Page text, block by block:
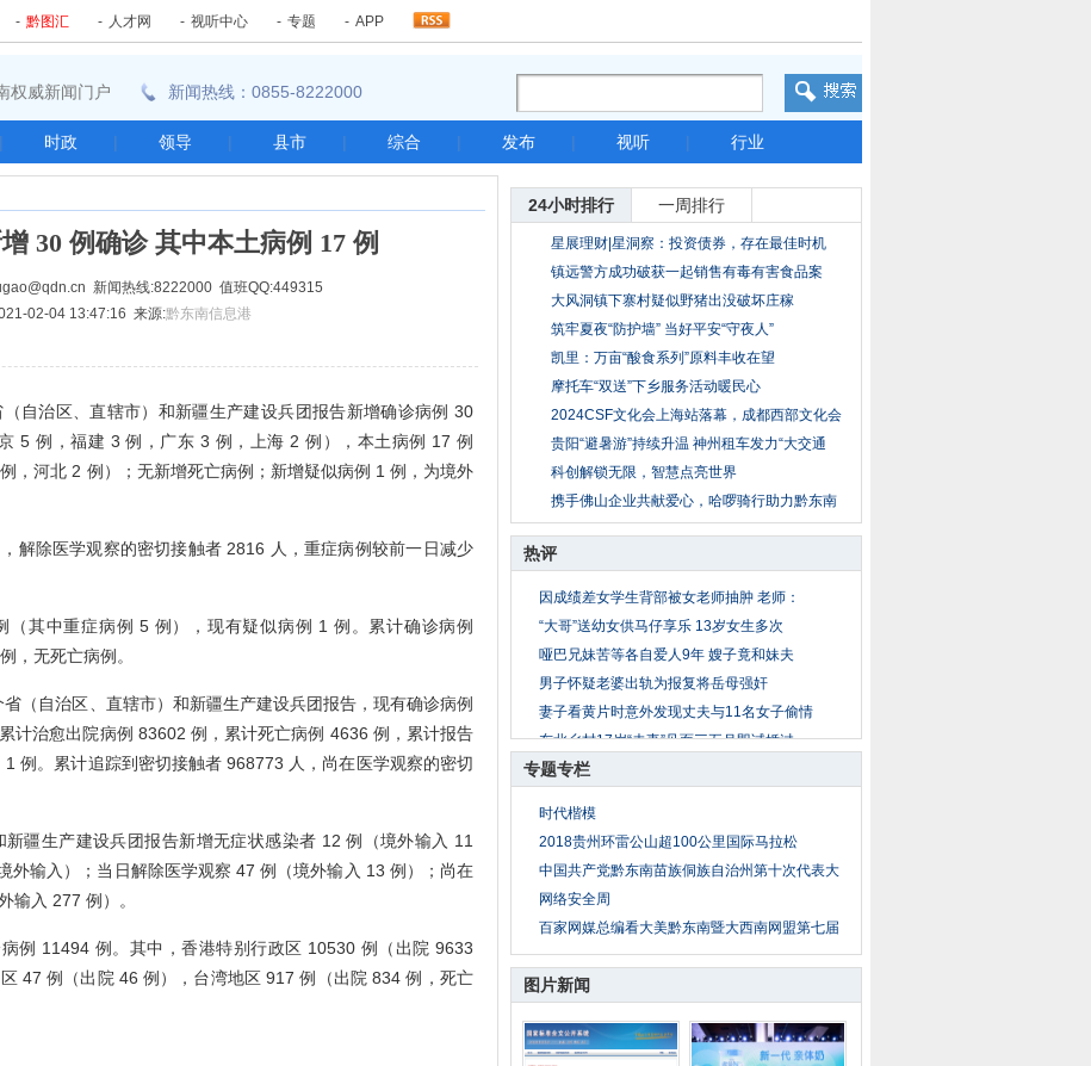
- 黔图汇 - 人才网 - 视听中心 - 专题 - APP
权威新闻门户 新闻热线：0855-8222000
| 时政 | 领导 | 县市 | 综合 | 发布 | 视听 | 行业
24小时排行 一周排行
星展理财|星洞察：投资债券，存在最佳时机
吗？
镇远警方成功破获一起销售有毒有害食品案
大风洞镇下寨村疑似野猪出没破坏庄稼
筑牢夏夜“防护墙” 当好平安“守夜人”
凯里：万亩“酸食系列”原料丰收在望
摩托车“双送”下乡服务活动暖民心
2024CSF文化会上海站落幕，成都西部文化会
再见
贵阳“避暑游”持续升温 神州租车发力“大交通
科创解锁无限，智慧点亮世界
携手佛山企业共献爱心，哈啰骑行助力黔东南
热评
因成绩差女学生背部被女老师抽肿 老师：
“大哥”送幼女供马仔享乐 13岁女生多次
哑巴兄妹苦等各自爱人9年 嫂子竟和妹夫
男子怀疑老婆出轨为报复将岳母强奸
妻子看黄片时意外发现丈夫与11名女子偷情
东北乡村17岁“夫妻”见面三五月即试婚过
公公遇儿媳妇与男同事吃饭 疑两人暧昧暴
专题专栏
时代楷模
2018贵州环雷公山超100公里国际马拉松
中国共产党黔东南苗族侗族自治州第十次代表大
网络安全周
百家网媒总编看大美黔东南暨大西南网盟第七届
图片新闻
30 例确诊 其中本土病例 17 例
新闻热线:8222000 值班QQ:449315
02-04 13:47:16 来源:黔东南信息港
治区、直辖市）和新疆生产建设兵团报告新增确诊病例 30
5 例，福建 3 例，广东 3 例，上海 2 例），本土病例 17 例
，河北 2 例）；无新增死亡病例；新增疑似病例 1 例，为境外
除医学观察的密切接触者 2816 人，重症病例较前一日减少
其中重症病例 5 例），现有疑似病例 1 例。累计确诊病例
，无死亡病例。
自治区、直辖市）和新疆生产建设兵团报告，现有确诊病例
计治愈出院病例 83602 例，累计死亡病例 4636 例，累计报告
例。累计追踪到密切接触者 968773 人，尚在医学观察的密切
生产建设兵团报告新增无症状感染者 12 例（境外输入 11
外输入）；当日解除医学观察 47 例（境外输入 13 例）；尚在
输入 277 例）。
11494 例。其中，香港特别行政区 10530 例（出院 9633
47 例（出院 46 例），台湾地区 917 例（出院 834 例，死亡